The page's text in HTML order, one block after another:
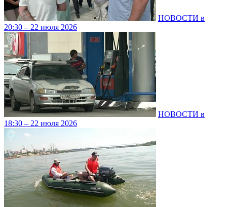
НОВОСТИ в
20:30 – 22 июля 2026
НОВОСТИ в
18:30 – 22 июля 2026